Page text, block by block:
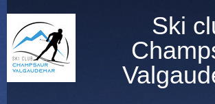
Ski
Accueil Contact